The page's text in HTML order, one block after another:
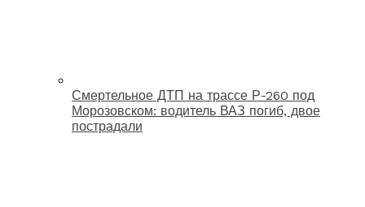
Смертельное ДТП на трассе Р-260 под
Морозовском: водитель ВАЗ погиб, двое
пострадали